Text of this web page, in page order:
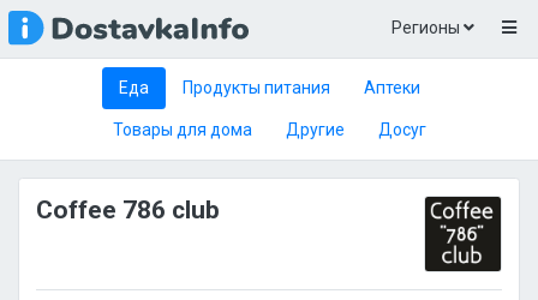
Регионы
Еда Продукты питания Аптеки
Товары для дома Другие Досуг
Coffee 786 club